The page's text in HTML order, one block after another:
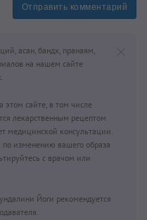
Отправить комментарий
асан, бандх, пранаям,
на нашем сайте
сайте, в том числе
лекарственным рецептом
медицинской консультации.
изменению вашего образа
с врачом или
Йоги рекомендуется